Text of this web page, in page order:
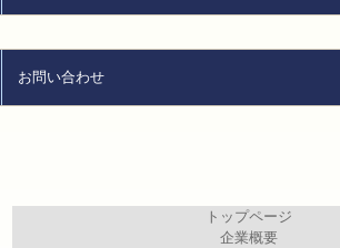
お問い合わせ
トップページ
企業概要